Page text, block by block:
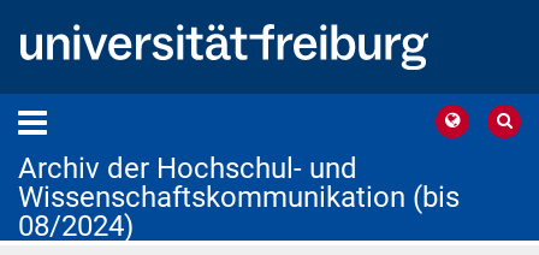
Archiv der Hochschul- und
Wissenschaftskommunikation (bis
08/2024)